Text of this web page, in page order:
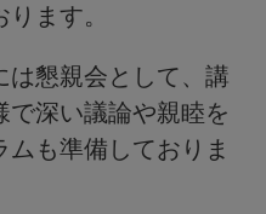
ます。
は懇親会として、講
で深い議論や親睦を
も準備しておりま